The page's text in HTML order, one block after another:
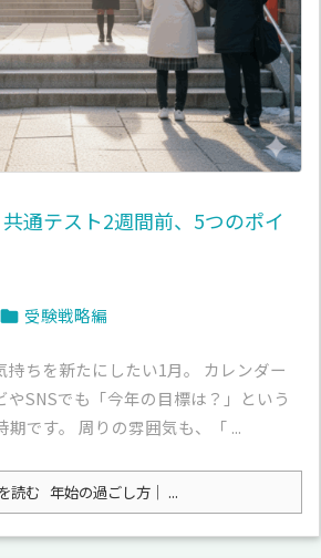
通テスト2週間前、5つのポイ
 受験戦略編
持ちを新たにしたい1月。 カレンダー
やSNSでも「今年の目標は？」という
です。 周りの雰囲気も、「 ...
読む 年始の過ごし方｜ ...